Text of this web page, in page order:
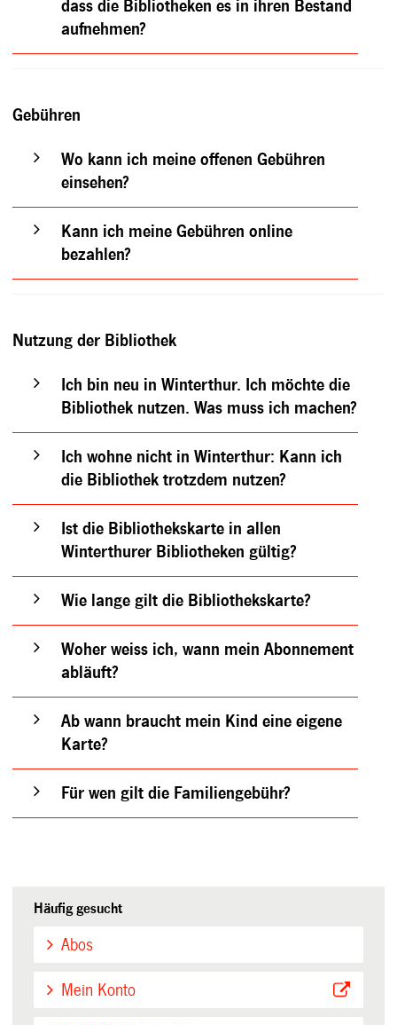
dass die Bibliotheken es in ihren Bestand
aufnehmen?
Gebühren
Wo kann ich meine offenen Gebühren
einsehen?
Kann ich meine Gebühren online
bezahlen?
Nutzung der Bibliothek
Ich bin neu in Winterthur. Ich möchte die
Bibliothek nutzen. Was muss ich machen?
Ich wohne nicht in Winterthur: Kann ich
die Bibliothek trotzdem nutzen?
Ist die Bibliothekskarte in allen
Winterthurer Bibliotheken gültig?
Wie lange gilt die Bibliothekskarte?
Woher weiss ich, wann mein Abonnement
abläuft?
Ab wann braucht mein Kind eine eigene
Karte?
Für wen gilt die Familiengebühr?
Häufig gesucht
Abos
Mein Konto